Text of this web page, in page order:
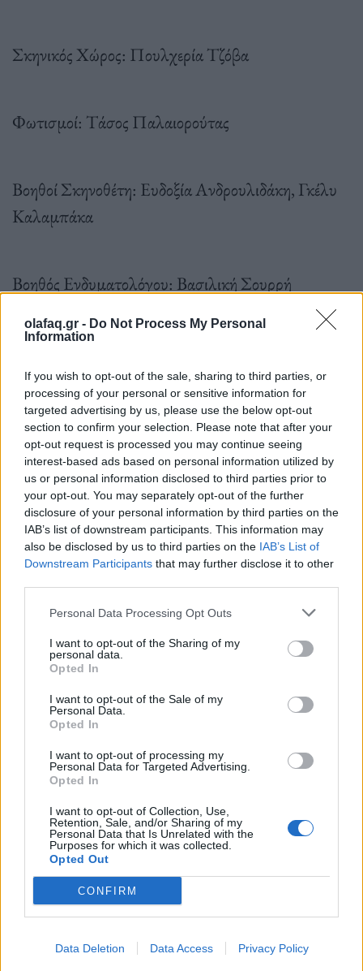
olafaq.gr - Do Not Process My Personal
Information
If you wish to opt-out of the sale, sharing to third parties, or
processing of your personal or sensitive information for
targeted advertising by us, please use the below opt-out
section to confirm your selection. Please note that after your
opt-out request is processed you may continue seeing
interest-based ads based on personal information utilized by
us or personal information disclosed to third parties prior to
your opt-out. You may separately opt-out of the further
disclosure of your personal information by third parties on the
IAB’s list of downstream participants. This information may
also be disclosed by us to third parties on the IAB’s List of
Downstream Participants that may further disclose it to other
Personal Data Processing Opt Outs
I want to opt-out of the Sharing of my
personal data.
Opted In
I want to opt-out of the Sale of my
Personal Data.
Opted In
I want to opt-out of processing my
Personal Data for Targeted Advertising.
Opted In
I want to opt-out of Collection, Use,
Retention, Sale, and/or Sharing of my
Personal Data that Is Unrelated with the
Purposes for which it was collected.
Opted Out
CONFIRM
Data Deletion Data Access Privacy Policy
Σκηνικός Χώρος: Πουλχερία Τζόβα
Φωτισμοί: Τάσος Παλαιορούτας
Βοηθοί Σκηνοθέτη: Ευδοξία Ανδρουλιδάκη, Γκέλυ
Καλαμπάκα
Βοηθός Ενδυματολόγου: Βασιλική Σουρρή
Πρεμιέρα: Πέμπτη 8 Φεβρουαρίου 2024 έως
Κυριακή 18 Φεβρουαρίου 2024
Ημέρες & ώρες παραστάσεων: Πέμπτη έως
Κυριακή στις 21:00
Τιμές εισιτηρίων: €12 Ενιαίο, €5 Ατέλειες / Κάρτα
Ανεργίας (διατίθενται αποκλειστικά στα ταμεία του
θεάτρου)
Διάρκεια: 60 λεπτά
Χώρος: ΒΙΟS Main
Διεύθυνση: Πειραιώς 84, Αθήνα
εισιτηρίων:https://www.more.com/theater/